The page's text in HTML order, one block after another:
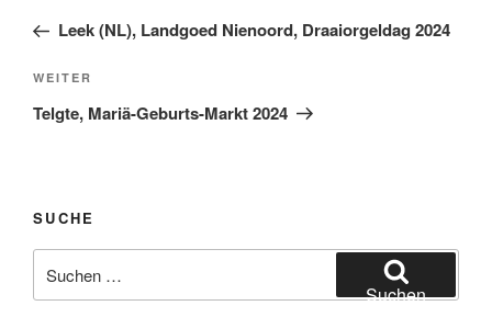
BeitragLeek (NL), Landgoed Nienoord, Draaiorgeldag 2024
Nächster
Beitrag
WEITER
Telgte, Mariä-Geburts-Markt 2024
SUCHE
nach:
Suchen